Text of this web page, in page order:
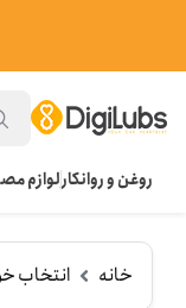
روغن و روانکارلوازم
خانه انتخاب